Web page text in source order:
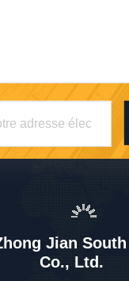
Jian
Co., Ltd.